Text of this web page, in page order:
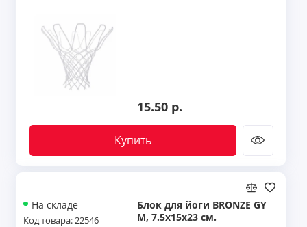
15.50 р.
Купить
На складе
Код товара: 22546
Блок для йоги BRONZE GY
M, 7.5x15x23 см.